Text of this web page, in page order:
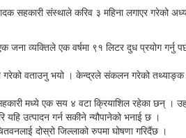
सहकारी संस्थाले करिव ३ महिना लगाएर गरेको
व्यक्तिले एक वर्षमा ९१ लिटर दुध प्रयोग गर्नु
गरेको वताउनु भयो । केन्द्रले संकलन गरेको
मध्ये एक सय ४ वटा क्रियाशिल रहेका छन् ।
यहि उत्पादन गर्न सकीने न्यौपानेको भनाई छ ।
दोस्रो जिल्लाको रुपमा घोषणा गरिदैंछ ।